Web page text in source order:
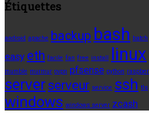
Étiquettes
android apache backup bash batch
easy eth facile fan free install linux
mumble murmur ovpn pfsense python
server serveur service ssh tls
windows windows server zcash